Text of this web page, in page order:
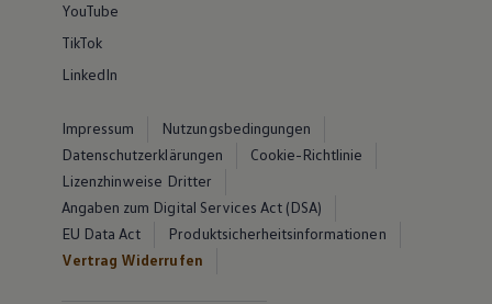
YouTube
TikTok
LinkedIn
Impressum
Nutzungsbedingungen
Datenschutzerklärungen
Cookie-Richtlinie
Lizenzhinweise Dritter
Angaben zum Digital Services Act (DSA)
EU Data Act
Produktsicherheitsinformationen
Vertrag Widerrufen